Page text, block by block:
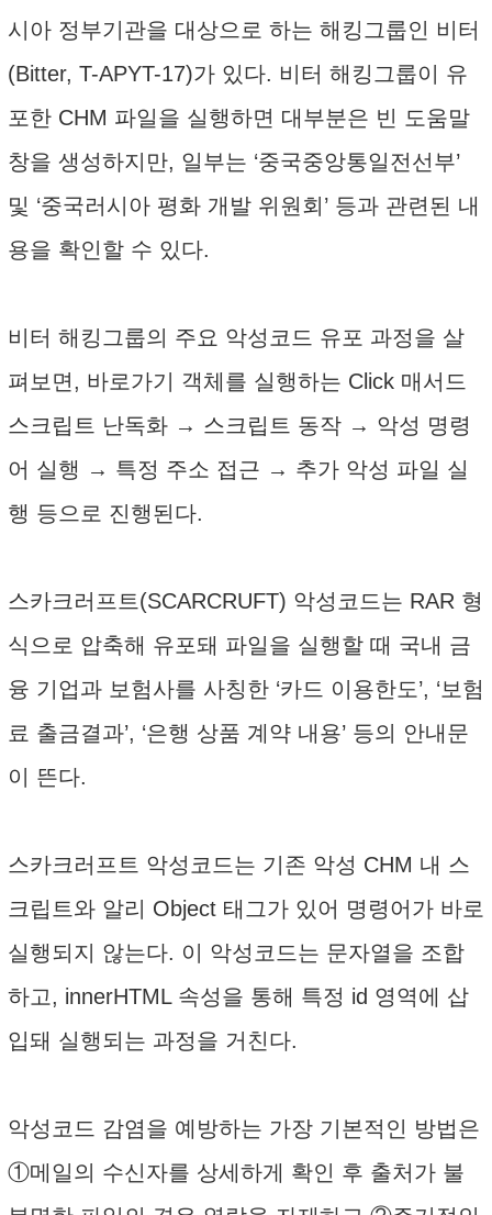
시아 정부기관을 대상으로 하는 해킹그룹인 비터
(Bitter, T-APYT-17)가 있다. 비터 해킹그룹이 유
포한 CHM 파일을 실행하면 대부분은 빈 도움말
창을 생성하지만, 일부는 ‘중국중앙통일전선부’
및 ‘중국러시아 평화 개발 위원회’ 등과 관련된 내
용을 확인할 수 있다.
비터 해킹그룹의 주요 악성코드 유포 과정을 살
펴보면, 바로가기 객체를 실행하는 Click 매서드
스크립트 난독화 → 스크립트 동작 → 악성 명령
어 실행 → 특정 주소 접근 → 추가 악성 파일 실
행 등으로 진행된다.
스카크러프트(SCARCRUFT) 악성코드는 RAR 형
식으로 압축해 유포돼 파일을 실행할 때 국내 금
융 기업과 보험사를 사칭한 ‘카드 이용한도’, ‘보험
료 출금결과’, ‘은행 상품 계약 내용’ 등의 안내문
이 뜬다.
스카크러프트 악성코드는 기존 악성 CHM 내 스
크립트와 알리 Object 태그가 있어 명령어가 바로
실행되지 않는다. 이 악성코드는 문자열을 조합
하고, innerHTML 속성을 통해 특정 id 영역에 삽
입돼 실행되는 과정을 거친다.
악성코드 감염을 예방하는 가장 기본적인 방법은
①메일의 수신자를 상세하게 확인 후 출처가 불